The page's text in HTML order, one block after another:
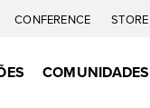
CONFERENCE STORE
COMUNIDADES